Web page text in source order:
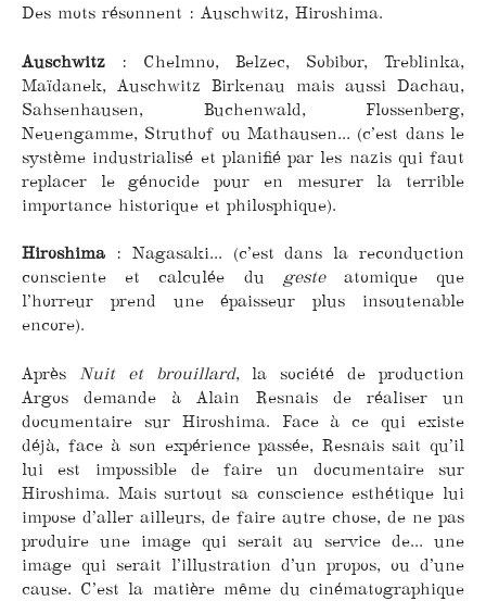
Des mots résonnent : Auschwitz, Hiroshima.
Auschwitz : Chelmno, Belzec, Sobibor, Treblinka,
Maïdanek, Auschwitz Birkenau mais aussi Dachau,
Sahsenhausen, Buchenwald, Flossenberg,
Neuengamme, Struthof ou Mathausen... (c’est dans le
système industrialisé et planifié par les nazis qui faut
replacer le génocide pour en mesurer la terrible
importance historique et philosphique).
Hiroshima : Nagasaki... (c’est dans la reconduction
consciente et calculée du gesteatomique que
l’horreur prend une épaisseur plus insoutenable
encore).
Après Nuit et brouillard, la société de production
Argos demande à Alain Resnais de réaliser un
documentaire sur Hiroshima. Face à ce qui existe
déjà, face à son expérience passée, Resnais sait qu’il
lui est impossible de faire un documentaire sur
Hiroshima. Mais surtout sa conscience esthétique lui
impose d’aller ailleurs, de faire autre chose, de ne pas
produire une image qui serait au service de... une
image qui serait l’illustration d’un propos, ou d’une
cause. C’est la matière même du cinématographique